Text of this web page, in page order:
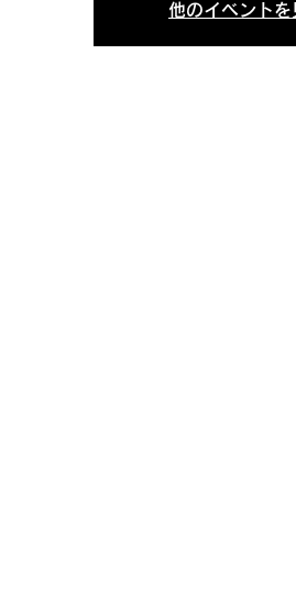
他のイベントを